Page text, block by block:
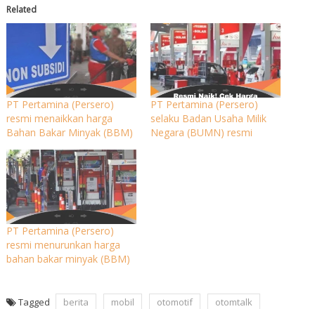
Related
PT Pertamina (Persero)
resmi menaikkan harga
Bahan Bakar Minyak (BBM)
PT Pertamina (Persero)
selaku Badan Usaha Milik
Negara (BUMN) resmi
PT Pertamina (Persero)
resmi menurunkan harga
bahan bakar minyak (BBM)
Tagged berita mobil otomotif
otomtalk